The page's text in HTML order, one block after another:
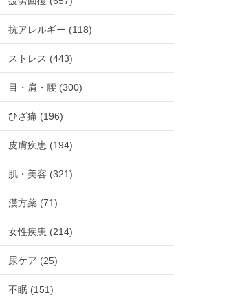
抗アレルギー (118)
ストレス (443)
目・肩・腰 (300)
ひざ痛 (196)
皮膚疾患 (194)
肌・美容 (321)
漢方薬 (71)
女性疾患 (214)
尿ケア (25)
不眠 (151)